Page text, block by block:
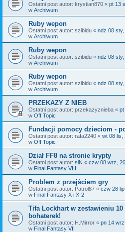
Ostatni post autor: krystian870 « pt 13
w Archiwum
Ruby wepon
Ostatni post autor: szibidu « ndz 08 sty,
w Archiwum
Ruby wepon
Ostatni post autor: szibidu « ndz 08 sty,
w Archiwum
Ruby wepon
Ostatni post autor: szibidu « ndz 08
w Archiwum
PRZEKAZY Z NIEB
Ostatni post autor: przekazyznieba « pt
w Off Topic
Fundacji pomocy dzieciom -
Ostatni post autor: rafa2240 « wt 08 lis,
w Off Topic
Dział FF8 na stronie krypty
Ostatni post autor: siN « czw 08 wrz,
w Final Fantasy VIII
Problem z przejściem gry
Ostatni post autor: Patrol87 « czw 28
w Final Fantasy X i X-2
Tifa Lockhart w zestawieniu
bohaterek!
Ostatni post autor: H.Mirror « pn 14
w Final Fantasy VII